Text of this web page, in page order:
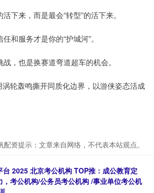
下来，而是最会“转型”的活下来。
和服务才是你的“护城河”。
，也是换赛道弯道超车的机会。
轮轰鸣撕开同质化边界，以游侠姿态活成
配资提示：文章来自网络，不代表本站观点。
台 2025 北京考公机构 TOP推：成公教育定
考公机构/公务员考公机构 /事业单位考公机